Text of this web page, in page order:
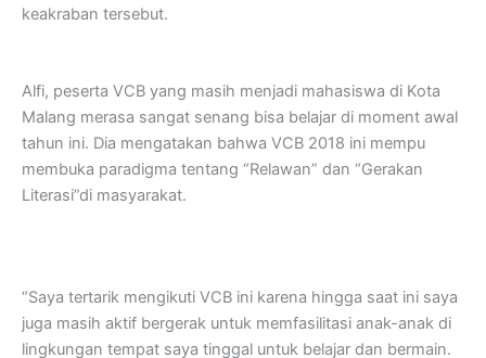
keakraban tersebut.
Alfi, peserta VCB yang masih menjadi mahasiswa di Kota
Malang merasa sangat senang bisa belajar di moment awal
tahun ini. Dia mengatakan bahwa VCB 2018 ini mempu
membuka paradigma tentang “Relawan” dan “Gerakan
Literasi”di masyarakat.
“Saya tertarik mengikuti VCB ini karena hingga saat ini saya
juga masih aktif bergerak untuk memfasilitasi anak-anak di
lingkungan tempat saya tinggal untuk belajar dan bermain.